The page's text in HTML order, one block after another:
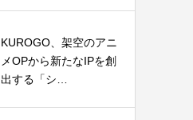
KUROGO、架空のアニ
メOPから新たなIPを創
出する「シ…